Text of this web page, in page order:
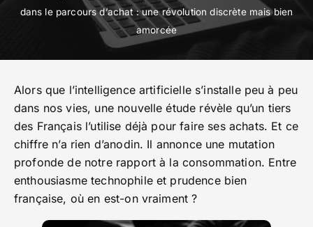
dans le parcours d’achat : une révolution discrète mais bien
amorcée
Alors que l’intelligence artificielle s’installe peu à peu
dans nos vies, une nouvelle étude révèle qu’un tiers
des Français l’utilise déjà pour faire ses achats. Et ce
chiffre n’a rien d’anodin. Il annonce une mutation
profonde de notre rapport à la consommation. Entre
enthousiasme technophile et prudence bien
française, où en est-on vraiment ?